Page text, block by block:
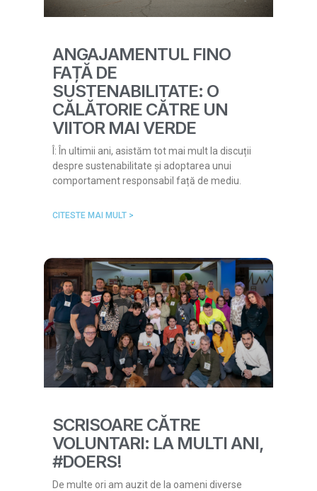
ANGAJAMENTUL FINO
FAȚĂ DE
SUSTENABILITATE: O
CĂLĂTORIE CĂTRE UN
VIITOR MAI VERDE
Î: În ultimii ani, asistăm tot mai mult la discuții
despre sustenabilitate și adoptarea unui
comportament responsabil față de mediu.
CITESTE MAI MULT >
SCRISOARE CĂTRE
VOLUNTARI: LA MULTI ANI,
#DOERS!
De multe ori am auzit de la oameni diverse